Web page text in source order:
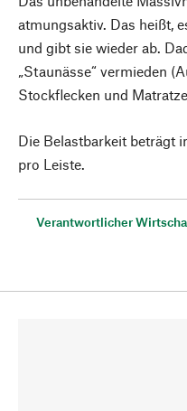
atmungsaktiv. Das heißt,
und gibt sie wieder ab.
„Staunässe“ vermieden
Stockflecken und
Die Belastbarkeit beträgt
pro Leiste.
Verantwortlicher